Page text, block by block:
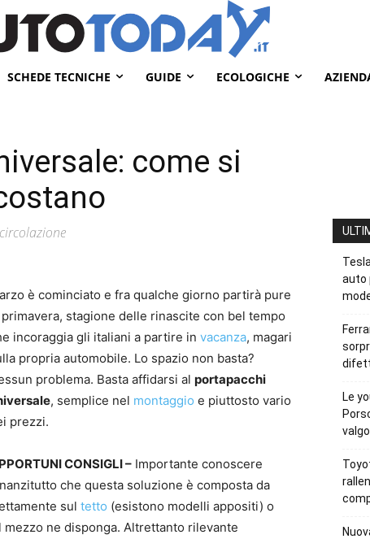
SCHEDE TECNICHE GUIDE ECOLOGICHE
come si
è cominciato e fra qualche giorno partirà pure
primavera, stagione delle rinascite con bel tempo
incoraggia gli italiani a partire in vacanza, magari
propria automobile. Lo spazio non basta?
problema. Basta affidarsi al portapacchi
, semplice nel montaggio e piuttosto vario
prezzi.
CONSIGLI – Importante conoscere
che questa soluzione è composta da
sul tetto (esistono modelli appositi) o
ne disponga. Altrettanto rilevante
auto
Le